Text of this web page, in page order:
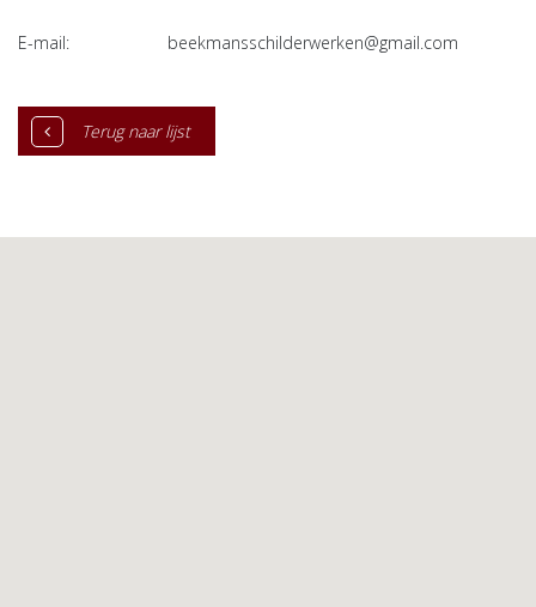
E-mail: beekmansschilderwerken@gmail.com
Terug naar lijst